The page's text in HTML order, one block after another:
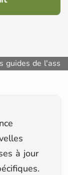
guides de
à jour